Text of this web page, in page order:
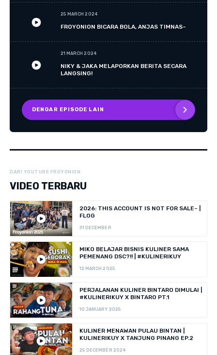
25 MARCH 2024
FROYONION BICARA BOLA, ANJAS TIMNAS~
21 MARCH 2024
NIKY & JAKA MELAPORKAN BERITA SECARA
LANGSING!
DENGAR EPISODE LAIN
DARI YOUTUBE FROYONION
VIDEO TERBARU
2026: THIS ACCOUNT IS NOT FOR SALE~ |
FLOG
31 DECEMBER
MIKO BELAJAR BISNIS KULINER SAMA
PEMENANG DSC?!! | #KULINERIKUY
12 MARCH 2025
PERJALANAN KULINER BINTARO DIMULAI |
#KULINERIKUY X BINTARO PT.1
10 JANUARY 2025
KULINER MENAWAN PULAU BINTAN |
KULINERIKUY X TANJUNG PINANG EP.2
25 DECEMBER 2024